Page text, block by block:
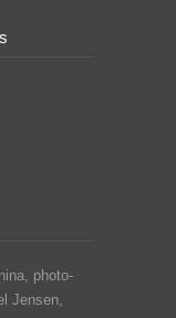
photo-
Jensen,